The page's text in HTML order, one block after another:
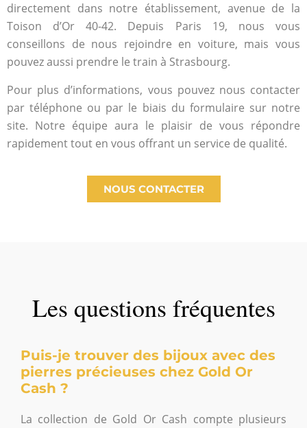
directement dans notre établissement, avenue de la
Toison d’Or 40-42. Depuis Paris 19, nous vous
conseillons de nous rejoindre en voiture, mais vous
pouvez aussi prendre le train à Strasbourg.
Pour plus d’informations, vous pouvez nous contacter
par téléphone ou par le biais du formulaire sur notre
site. Notre équipe aura le plaisir de vous répondre
rapidement tout en vous offrant un service de qualité.
NOUS CONTACTER
Les questions fréquentes
Puis-je trouver des bijoux avec des
pierres précieuses chez Gold Or
Cash ?
La collection de Gold Or Cash compte plusieurs